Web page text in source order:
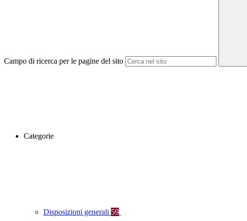
Campo di ricerca per le pagine del sito
Categorie
Disposizioni generali 59